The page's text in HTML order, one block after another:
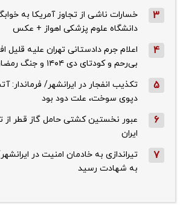
3
خسارات ناشی از تجاوز آمریکا به
دانشگاه علوم پزشکی اهواز + عکس
4
اعلام جرم دادستانی تهران علیه قلیل
بی‌رحم و کودتای دی‌ ۱۴۰۴ و جنگ رمضان
5
تکذیب ‌انفجار در ایرانشهر/
دپوی سوخت، علت دود بود
6
عبور نخستین کشتی حامل گاز قطر از
ایران
7
تیراندازی به خادمان امنیت در
به شهادت رسید